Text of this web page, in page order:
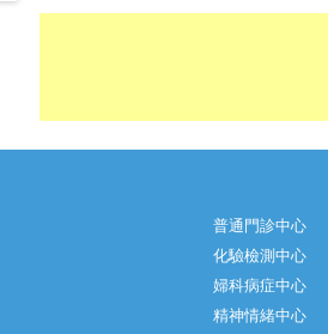
普通門診中心
化驗檢測中心
婦科病症中心
精神情緒中心